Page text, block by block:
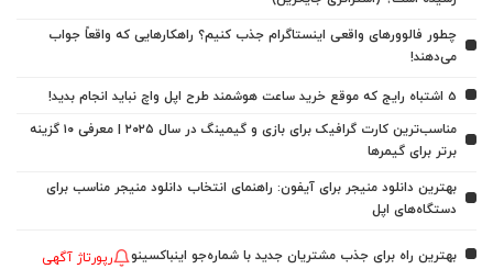
چطور فالوورهای واقعی اینستاگرام جذب کنیم؟ راهکارهایی که واقعاً جواب
می‌دهند!
5 اشتباه رایج که موقع خرید ساعت هوشمند طرح اپل واچ نباید انجام بدید!
مناسب‌ترین کارت گرافیک برای بازی و گیمینگ در سال ۲۰۲۵ | معرفی ۱۰ گزینه
برتر برای گیمرها
بهترین دانلود منیجر برای آیفون: راهنمای انتخاب دانلود منیجر مناسب برای
دستگاه‌های اپل
بهترین راه برای جذب مشتریان جدید با شماره‌جو اینباکسینو رپورتاژ آگهی